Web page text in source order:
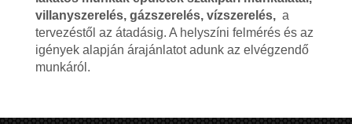
villanyszerelés, gázszerelés, vízszerelés,a
tervezéstől az átadásig. A helyszíni felmérés és az
igények alapján árajánlatot adunk az elvégzendő
munkáról.